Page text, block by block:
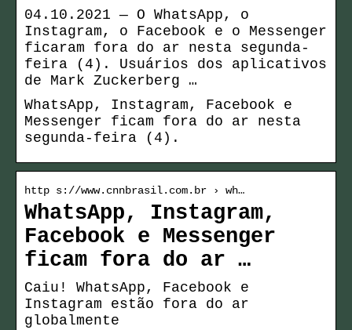
04.10.2021 — O WhatsApp, o
Instagram, o Facebook e o Messenger
ficaram fora do ar nesta segunda-
feira (4). Usuários dos aplicativos
de Mark Zuckerberg …
WhatsApp, Instagram, Facebook e
Messenger ficam fora do ar nesta
segunda-feira (4).
http s://www.cnnbrasil.com.br › wh…
WhatsApp, Instagram,
Facebook e Messenger
ficam fora do ar …
Caiu! WhatsApp, Facebook e
Instagram estão fora do ar
globalmente